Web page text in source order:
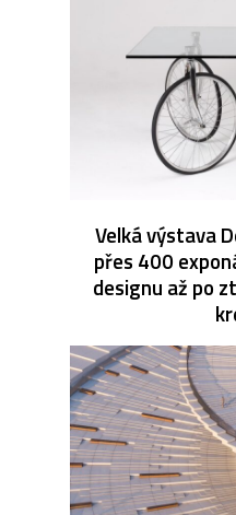
Velká výstava
přes 400
designu až po